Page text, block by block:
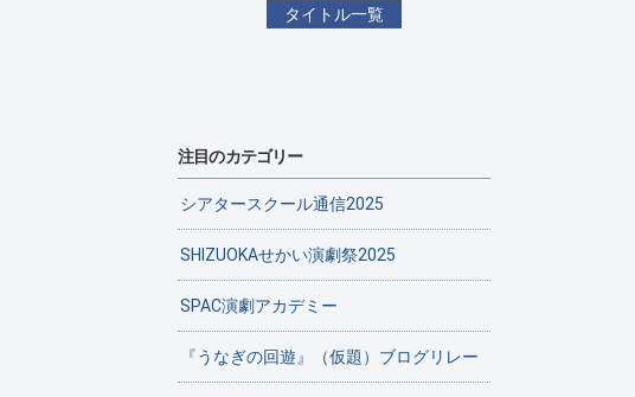
タイトル一覧
注目のカテゴリー
シアタースクール通信2025
SHIZUOKAせかい演劇祭2025
SPAC演劇アカデミー
『うなぎの回遊』（仮題）ブログリレー